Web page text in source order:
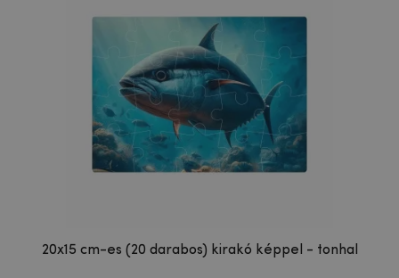
20x15 cm-es (20 darabos) kirakó képpel - tonhal